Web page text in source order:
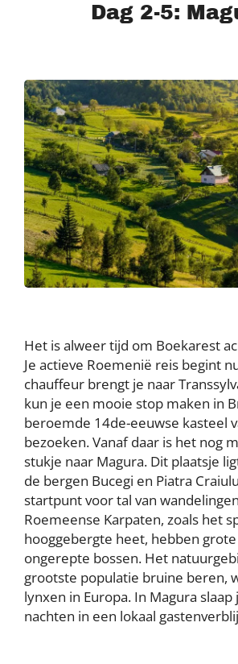
Dag 2-5:
Het is alweer tijd om Boekarest
Je actieve Roemenië reis begint
chauffeur brengt je naar
kun je een mooie stop maken in
beroemde 14de-eeuwse kasteel
bezoeken. Vanaf daar is het nog
stukje naar Magura. Dit plaatsje
de bergen Bucegi en Piatra
startpunt voor tal van
Roemeense Karpaten, zoals het
hooggebergte heet, hebben
ongerepte bossen. Het
grootste populatie bruine beren,
lynxen in Europa. In Magura slaap
nachten in een lokaal